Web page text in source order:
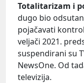
Totalitarizam i
dugo bio
pojačavati
veljači 2021.
suspendirani su
NewsOne. Od
televizija.